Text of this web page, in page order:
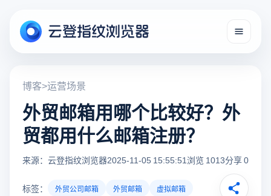
博客>运营场景
外贸邮箱用哪个比较好？外
贸都用什么邮箱注册？
来源：云登指纹浏览器2025-11-05 15:55:51浏览 1013分享 0
标签： 外贸公司邮箱 外贸邮箱 虚拟邮箱